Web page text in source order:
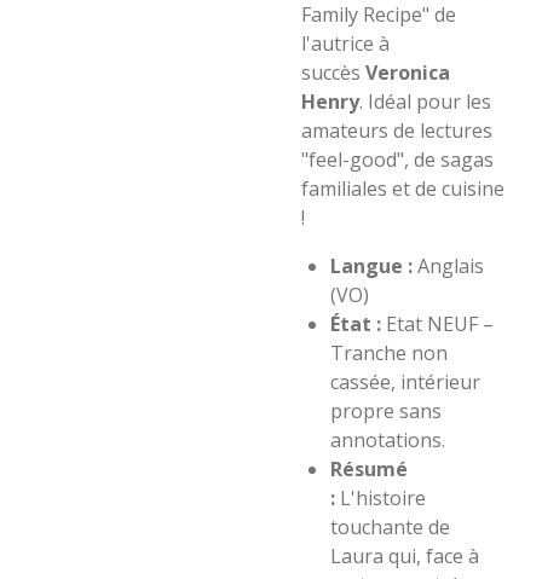
Family Recipe" de
l'autrice à
succès Veronica
Henry. Idéal pour les
amateurs de lectures
"feel-good", de sagas
familiales et de cuisine
!
Langue :Anglais
(VO)
État : Etat NEUF –
Tranche non
cassée, intérieur
propre sans
annotations.
Résumé
: L'histoire
touchante de
Laura qui, face à